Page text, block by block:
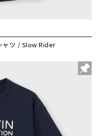
ャツ / Slow Rider